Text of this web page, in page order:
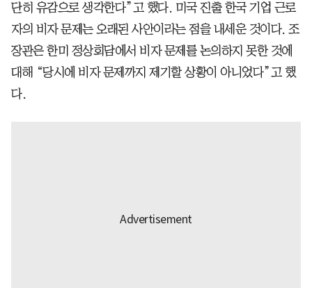
단히 유감으로 생각한다”고 했다. 미국 진출 한국 기업 근로
자의 비자 문제는 오래된 사안이라는 점을 내세운 것이다. 조
장관은 한미 정상회담에서 비자 문제를 논의하지 못한 것에
대해 “당시에 비자 문제까지 제기할 상황이 아니었다”고 했
다.